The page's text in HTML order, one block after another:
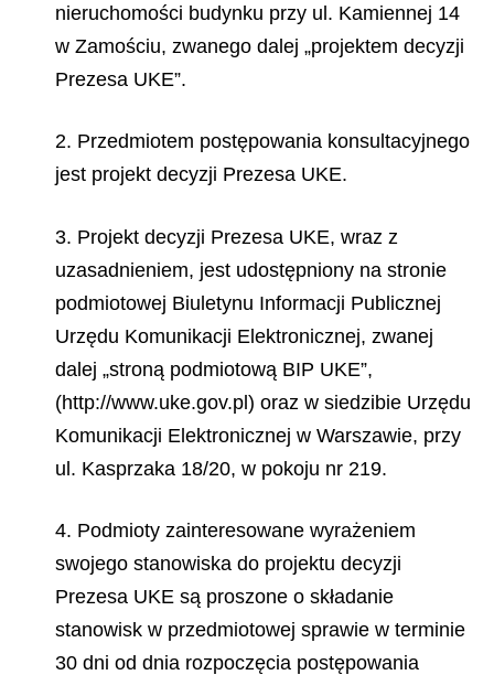
nieruchomości budynku przy ul. Kamiennej 14
w Zamościu, zwanego dalej „projektem decyzji
Prezesa UKE”.
2. Przedmiotem postępowania konsultacyjnego
jest projekt decyzji Prezesa UKE.
3. Projekt decyzji Prezesa UKE, wraz z
uzasadnieniem, jest udostępniony na stronie
podmiotowej Biuletynu Informacji Publicznej
Urzędu Komunikacji Elektronicznej, zwanej
dalej „stroną podmiotową BIP UKE”,
(http://www.uke.gov.pl) oraz w siedzibie Urzędu
Komunikacji Elektronicznej w Warszawie, przy
ul. Kasprzaka 18/20, w pokoju nr 219.
4. Podmioty zainteresowane wyrażeniem
swojego stanowiska do projektu decyzji
Prezesa UKE są proszone o składanie
stanowisk w przedmiotowej sprawie w terminie
30 dni od dnia rozpoczęcia postępowania